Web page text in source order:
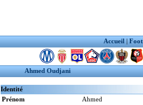
Accueil |
Ahmed Oudjani
Identité
Prénom
Ahmed